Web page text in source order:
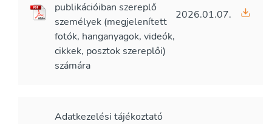
publikációiban szereplő
személyek (megjelenített
fotók, hanganyagok, videók,
cikkek, posztok szereplői)
számára
2026.01.07.
Adatkezelési tájékoztató